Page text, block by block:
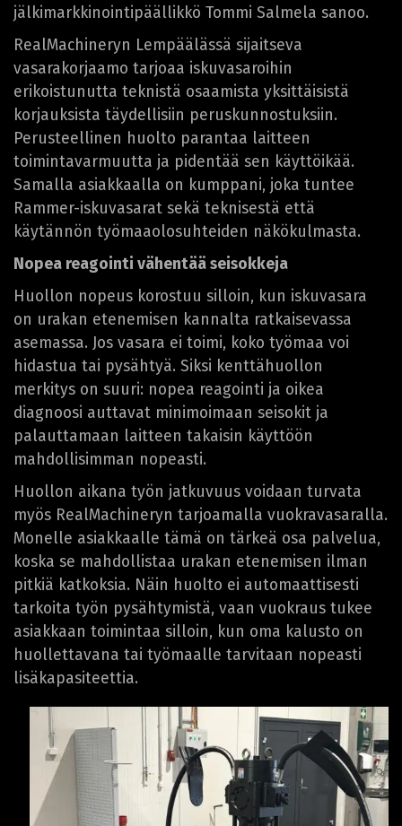
jälkimarkkinointipäällikkö Tommi Salmela sanoo.
RealMachineryn Lempäälässä sijaitseva
vasarakorjaamo tarjoaa iskuvasaroihin
erikoistunutta teknistä osaamista yksittäisistä
korjauksista täydellisiin peruskunnostuksiin.
Perusteellinen huolto parantaa laitteen
toimintavarmuutta ja pidentää sen käyttöikää.
Samalla asiakkaalla on kumppani, joka tuntee
Rammer-iskuvasarat sekä teknisestä että
käytännön työmaaolosuhteiden näkökulmasta.
Nopea reagointi vähentää seisokkeja
Huollon nopeus korostuu silloin, kun iskuvasara
on urakan etenemisen kannalta ratkaisevassa
asemassa. Jos vasara ei toimi, koko työmaa voi
hidastua tai pysähtyä. Siksi kenttähuollon
merkitys on suuri: nopea reagointi ja oikea
diagnoosi auttavat minimoimaan seisokit ja
palauttamaan laitteen takaisin käyttöön
mahdollisimman nopeasti.
Huollon aikana työn jatkuvuus voidaan turvata
myös RealMachineryn tarjoamalla vuokravasaralla.
Monelle asiakkaalle tämä on tärkeä osa palvelua,
koska se mahdollistaa urakan etenemisen ilman
pitkiä katkoksia. Näin huolto ei automaattisesti
tarkoita työn pysähtymistä, vaan vuokraus tukee
asiakkaan toimintaa silloin, kun oma kalusto on
huollettavana tai työmaalle tarvitaan nopeasti
lisäkapasiteettia.